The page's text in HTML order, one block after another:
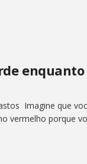
Imagine que
vermelho porque